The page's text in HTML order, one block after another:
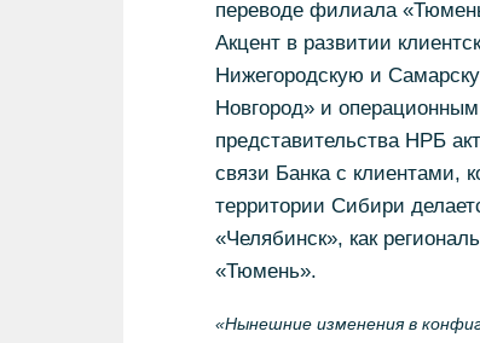
переводе филиала
Акцент в развитии
Нижегородскую и
Новгород» и
представительства НРБ
связи Банка с клиентами,
территории Сибири
«Челябинск», как
«Тюмень».
«Нынешние изменения в